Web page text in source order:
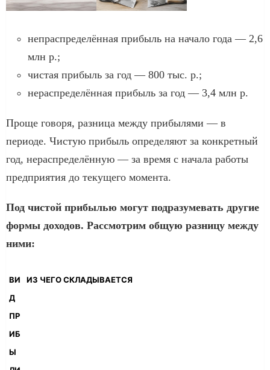
непраспределённая прибыль на начало года — 2,6
млн р.;
чистая прибыль за год — 800 тыс. р.;
нераспределённая прибыль за год — 3,4 млн р.
Проще говоря, разница между прибылями — в
периоде. Чистую прибыль определяют за конкретный
год, нераспределённую — за время с начала работы
предприятия до текущего момента.
Под чистой прибылью могут подразумевать другие
формы доходов. Рассмотрим общую разницу между
ними:
ВИ
Д
ПР
ИБ
Ы
ИЗ ЧЕГО СКЛАДЫВАЕТСЯ